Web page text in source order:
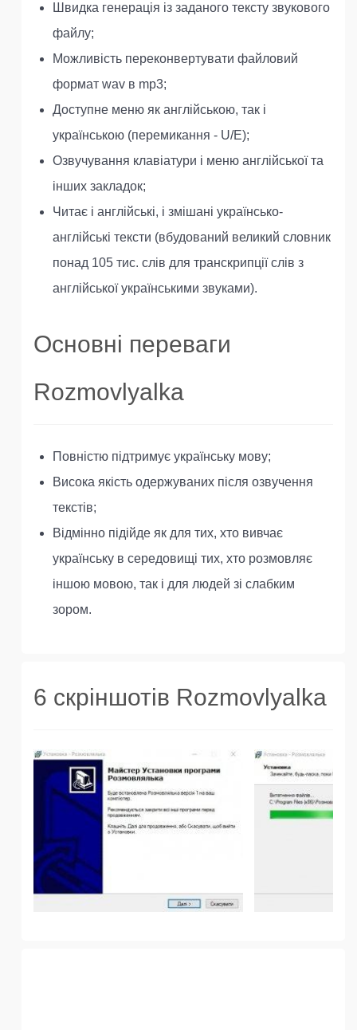
Швидка генерація із заданого тексту звукового
файлу;
Можливість переконвертувати файловий
формат wav в mp3;
Доступне меню як англійською, так і
українською (перемикання - U/E);
Озвучування клавіатури і меню англійської та
інших закладок;
Читає і англійські, і змішані українсько-
англійські тексти (вбудований великий словник
понад 105 тис. слів для транскрипції слів з
англійської українськими звуками).
Основні переваги
Rozmovlyalka
Повністю підтримує українську мову;
Висока якість одержуваних після озвучення
текстів;
Відмінно підійде як для тих, хто вивчає
українську в середовищі тих, хто розмовляє
іншою мовою, так і для людей зі слабким
зором.
6 скріншотів Rozmovlyalka